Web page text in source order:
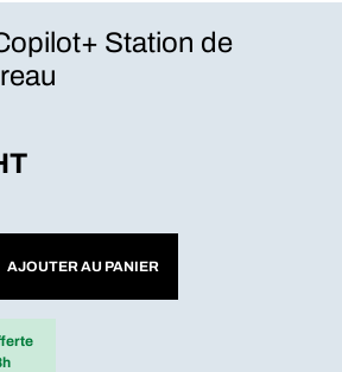
Station de
AJOUTER AU PANIER